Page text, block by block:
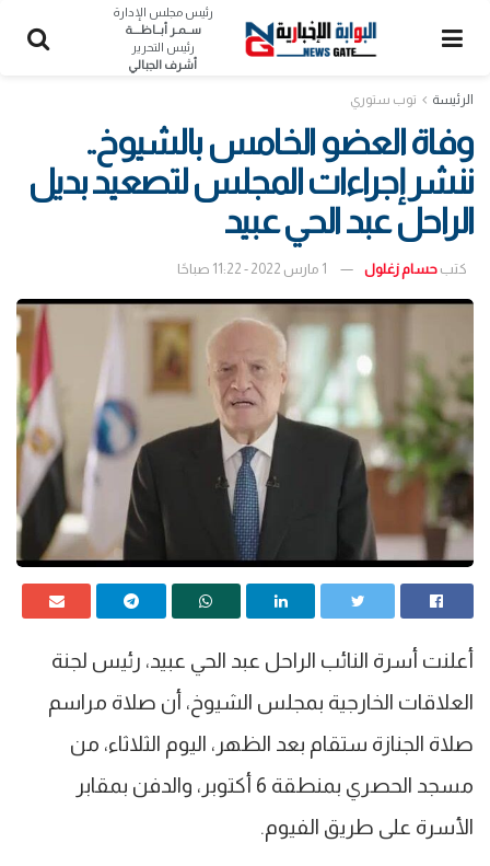
رئيس مجلس الإدارة
ســمـر أبــاظــــة
رئيس التحرير
أشرف الجبالي
الرئيسة توب ستوري
وفاة العضو الخامس بالشيوخ..
ننشر إجراءات المجلس لتصعيد بديل
الراحل عبد الحي عبيد
كتب حسام زغلول
أعلنت أسرة النائب الراحل عبد الحي عبيد، رئيس لجنة
العلاقات الخارجية بمجلس الشيوخ، أن صلاة مراسم
صلاة الجنازة ستقام بعد الظهر، اليوم الثلاثاء، من
مسجد الحصري بمنطقة 6 أكتوبر، والدفن بمقابر
الأسرة على طريق الفيوم.